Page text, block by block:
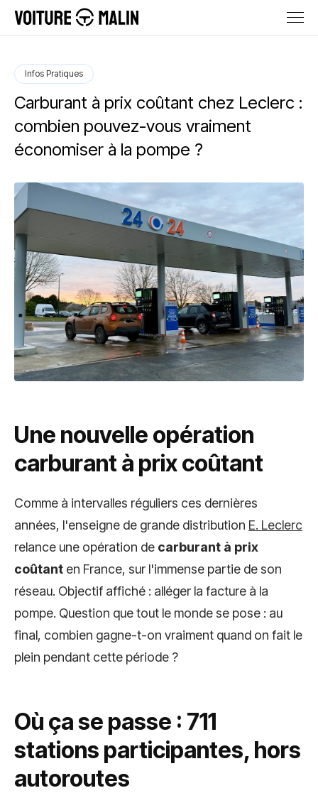
Infos Pratiques
Carburant à prix coûtant chez Leclerc :
combien pouvez-vous vraiment
économiser à la pompe ?
Une nouvelle opération
carburant à prix coûtant
Comme à intervalles réguliers ces dernières
années, l'enseigne de grande distribution E. Leclerc
relance une opération de carburant à prix
coûtant en France, sur l'immense partie de son
réseau. Objectif affiché : alléger la facture à la
pompe. Question que tout le monde se pose : au
final, combien gagne-t-on vraiment quand on fait le
plein pendant cette période ?
Où ça se passe : 711
stations participantes, hors
autoroutes